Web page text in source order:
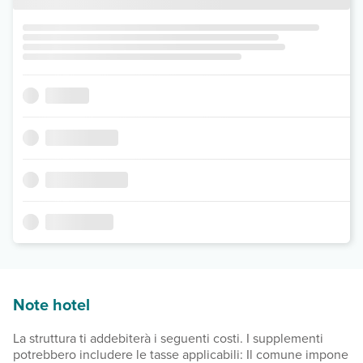
Note hotel
La struttura ti addebiterà i seguenti costi. I supplementi
potrebbero includere le tasse applicabili: Il comune impone